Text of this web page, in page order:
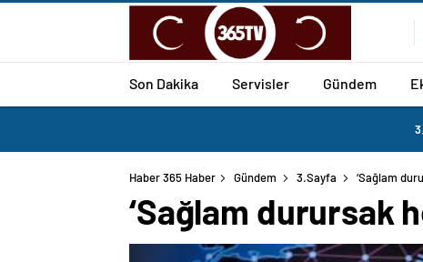
Son Dakika Servisler Gündem
Haber 365 Haber Gündem 3.Sayfa ‘Sağlam
‘Sağlam durursak